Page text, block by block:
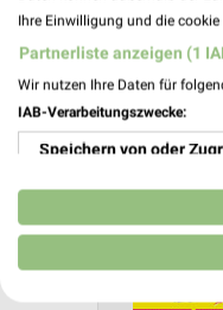
Ihre Einwilligung und die
Partnerliste anzeigen (1
Wir nutzen Ihre Daten für
IAB-Verarbeitungszwecke:
Speichern von oder
Verwendung
Erstellung von Profilen